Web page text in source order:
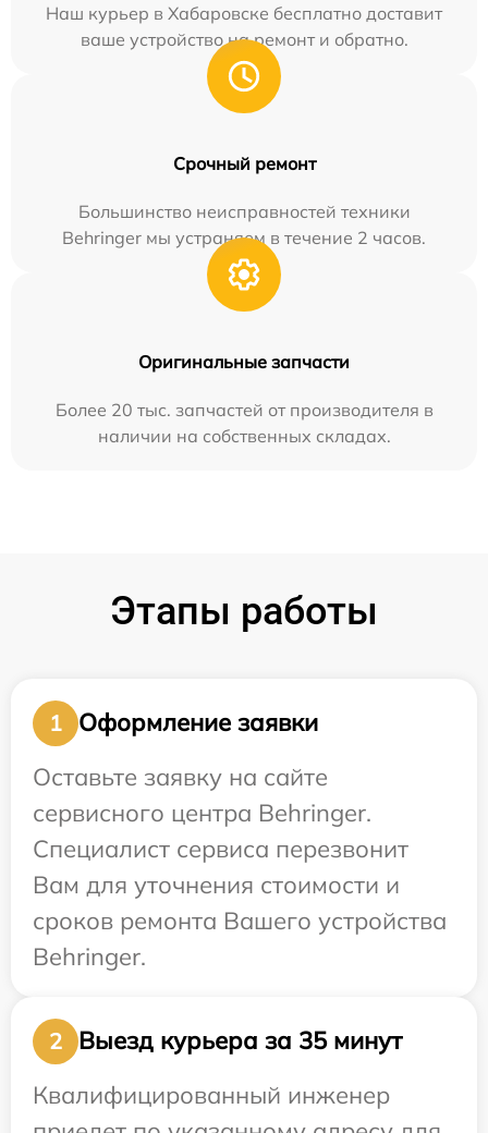
Наш курьер в Хабаровске бесплатно доставит
ваше устройство на ремонт и обратно.
Срочный ремонт
Большинство неисправностей техники
Behringer мы устраняем в течение 2 часов.
Оригинальные запчасти
Более 20 тыс. запчастей от производителя в
наличии на собственных складах.
Этапы работы
1
Оформление заявки
Оставьте заявку на сайте
сервисного центра Behringer.
Специалист сервиса перезвонит
Вам для уточнения стоимости и
сроков ремонта Вашего устройства
Behringer.
2
Выезд курьера за 35 минут
Квалифицированный инженер